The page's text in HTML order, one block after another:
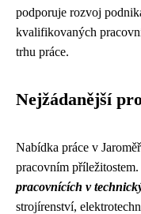
podporuje rozvoj
kvalifikovaných
trhu práce.
Nejžádanější
Nabídka práce v
pracovním příležitostem.
pracovnících v
strojírenství,